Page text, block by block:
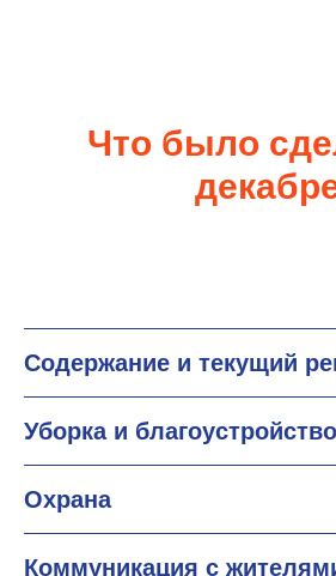
Что было
Содержание и текущий
Уборка и благоустройство
Охрана
Коммуникация с